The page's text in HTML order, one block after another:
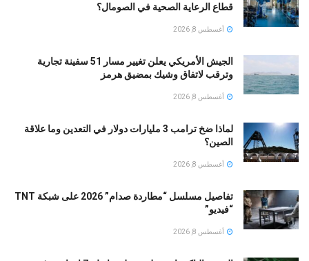
قطاع الرعاية الصحية في الصومال؟
أغسطس 8, 2026
الجيش الأمريكي يعلن تغيير مسار 51 سفينة تجارية
وترقب لاتفاق وشيك بمضيق هرمز
أغسطس 8, 2026
لماذا ضخ ترامب 3 مليارات دولار في التعدين وما علاقة
الصين؟
أغسطس 8, 2026
تفاصيل مسلسل “مطاردة صدام” 2026 على شبكة TNT
“فيديو”
أغسطس 8, 2026